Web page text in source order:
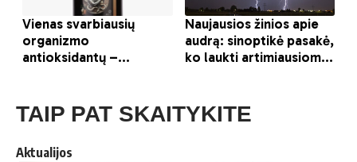
TAIP PAT SKAITYKITE
Aktualijos